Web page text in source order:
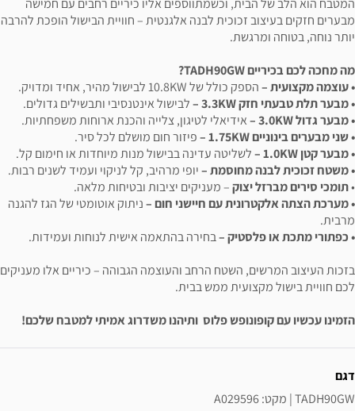
המטבח הוא הלב של הבית, וכשמתווספים אליו כיריים רחבים עם חמישה
מבערים חזקים בעיצוב זכוכית לבנה אלגנטית – חוויית הבישול הופכת להרבה
יותר נוחה, בטוחה ומרגשת.
מה מחכה לכם בכיריים TADH90GW?
• עוצמה מקצועית –הספק כולל של 10.8KW לבישול מהיר, אחיד ומדויק.
• מבער תלת טבעתי חזק 3.3KW –
לבישול אינטנסיבי ותבשילים גדולים.
• מבער גדול 3.0KW –
אידיאלי לטיגון, צלייה והכנת ארוחות משפחתיות.
• שני מבערים בינוניים 1.75KW –
פיזור חום מושלם לכל סיר.
• מבער קטן 1.0KW –
לשליטה עדינה בבישול מנות מיוחדות או חימום קל.
• משטח זכוכית לבנה מחוסמת –יופי מרהיב, קל לניקוי ועמיד לשנים רבות.
•תומכי סירים מברזל יצוק– מעניקים יציבות ובטיחות מלאה.
• מערכת הצתה אלקטרונית עם חיישני חום –ניתוק אוטומטי של הגז להגנה
מרבית.
• כפתורי מתכת או פלסטיק –בחירה בהתאמה אישית לנוחות ועמידות.
בזכות העיצוב המרשים, השטח הרחב והעוצמה הגבוהה – כיריים אלו מעניקים
לכם חוויית בישול מקצועית ממש בבית.
הזמינו עכשיו עם קופונופש פלוס ותיהנו משדרוג אמיתי למטבח שלכם!
דגם
TADH90GW | מקט: A029596